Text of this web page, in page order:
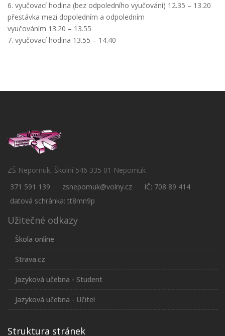
6. vyučovací hodina (bez odpoledního vyučování) 12.35 – 13.20
přestávka mezi dopoledním a odpoledním
vyučováním 13.20 – 13.55
7. vyučovací hodina 13.55 – 14.40
ZŠ Nepomuk, Školní 546 335 01 Nepomuk
371 591 139
zsnepomuk@volny.cz
IČ: 708 89 414
datová schránka: tt8mn9p
Užitečné odkazy
Škola online
Strava.cz
Jazyková učebna - Student
Jazyková učebna - Učitel
Struktura stránek